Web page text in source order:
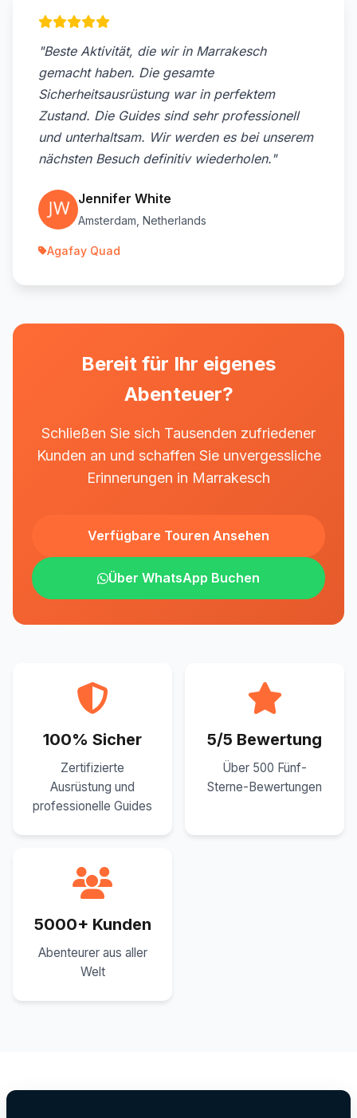
"Beste Aktivität, die wir in Marrakesch
gemacht haben. Die gesamte
Sicherheitsausrüstung war in perfektem
Zustand. Die Guides sind sehr professionell
und unterhaltsam. Wir werden es bei unserem
nächsten Besuch definitiv wiederholen."
Jennifer White
Amsterdam, Netherlands
Agafay Quad
Bereit für Ihr eigenes
Abenteuer?
Schließen Sie sich Tausenden zufriedener
Kunden an und schaffen Sie unvergessliche
Erinnerungen in Marrakesch
Verfügbare Touren Ansehen
Über WhatsApp Buchen
100% Sicher
Zertifizierte
Ausrüstung und
professionelle Guides
5/5 Bewertung
Über 500 Fünf-
Sterne-Bewertungen
5000+ Kunden
Abenteurer aus aller
Welt